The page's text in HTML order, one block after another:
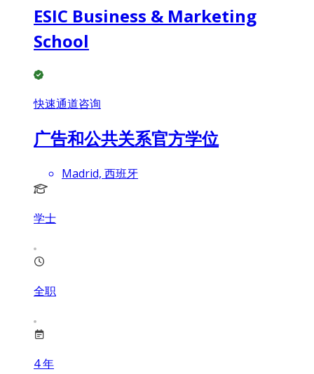
ESIC Business & Marketing
School
快速通道咨询
广告和公共关系官方学位
Madrid, 西班牙
学士
全职
4年